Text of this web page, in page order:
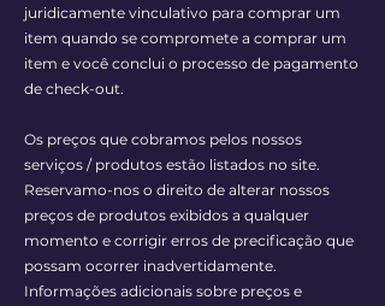
juridicamente vinculativo para comprar um
item quando se compromete a comprar um
item e você conclui o processo de pagamento
de check-out.
Os preços que cobramos pelos nossos
serviços / produtos estão listados no site.
Reservamo-nos o direito de alterar nossos
preços de produtos exibidos a qualquer
momento e corrigir erros de precificação que
possam ocorrer inadvertidamente.
Informações adicionais sobre preços e